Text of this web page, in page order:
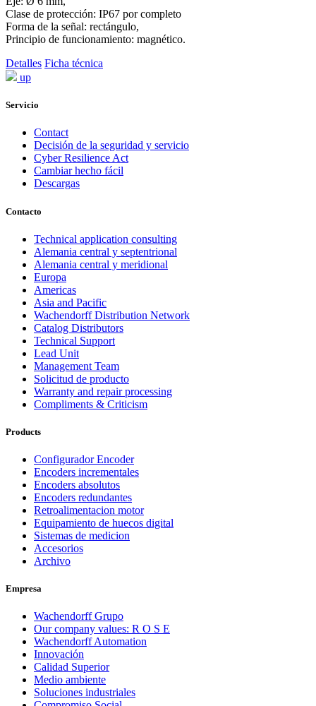
Clase de protección: IP67 por completo
Forma de la señal: rectángulo,
Principio de funcionamiento: magnético.
Detalles Ficha técnica
up
Servicio
Contact
Decisión de la seguridad y servicio
Cyber Resilience Act
Cambiar hecho fácil
Descargas
Contacto
Technical application consulting
Alemania central y septentrional
Alemania central y meridional
Europa
Americas
Asia and Pacific
Wachendorff Distribution Network
Catalog Distributors
Technical Support
Lead Unit
Management Team
Solicitud de producto
Warranty and repair processing
Compliments & Criticism
Products
Configurador Encoder
Encoders incrementales
Encoders absolutos
Encoders redundantes
Retroalimentacion motor
Equipamiento de huecos digital
Sistemas de medicion
Accesorios
Archivo
Empresa
Wachendorff Grupo
Our company values: R O S E
Wachendorff Automation
Innovación
Calidad Superior
Medio ambiente
Soluciones industriales